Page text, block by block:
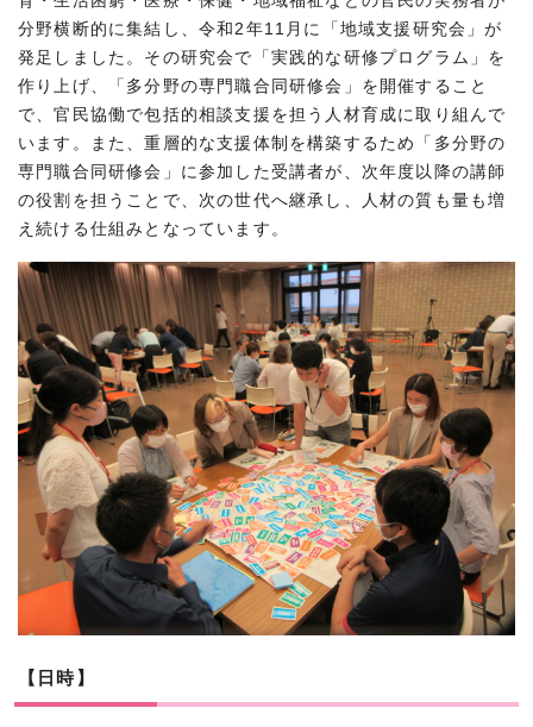
分野横断的に集結し、令和2年11月に「地域支援研究会」が
発足しました。その研究会で「実践的な研修プログラム」を
作り上げ、「多分野の専門職合同研修会」を開催すること
で、官民協働で包括的相談支援を担う人材育成に取り組んで
います。また、重層的な支援体制を構築するため「多分野の
専門職合同研修会」に参加した受講者が、次年度以降の講師
の役割を担うことで、次の世代へ継承し、人材の質も量も増
え続ける仕組みとなっています。
【日時】